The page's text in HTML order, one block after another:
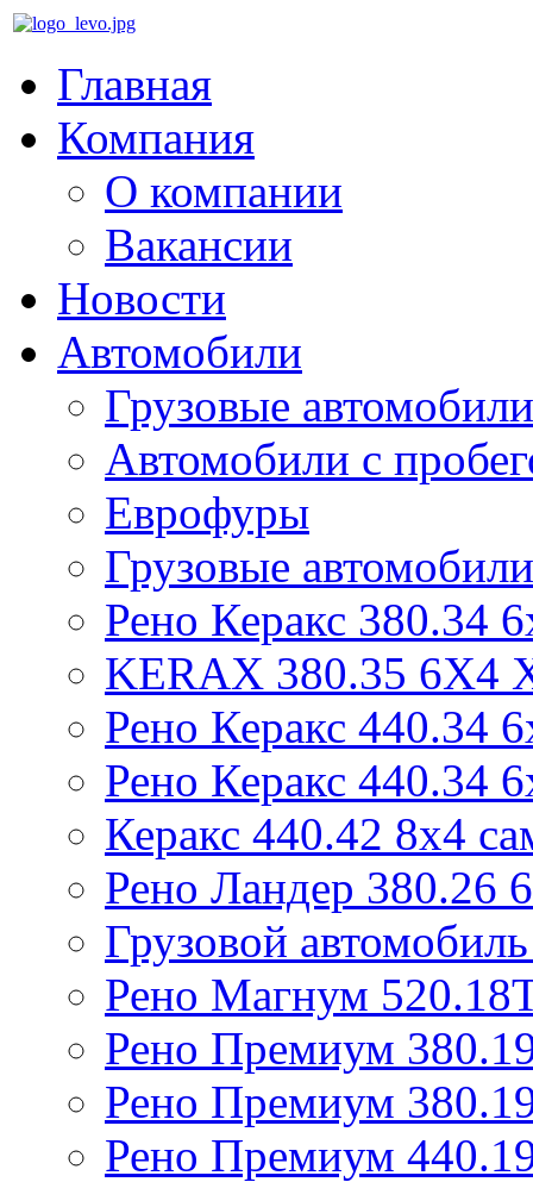
Главная
Компания
О компании
Вакансии
Новости
Автомобили
Грузовые
Автомобили с
Еврофуры
Грузовые
Рено Керакс 380.34
KERAX 380.35 6X4
Рено Керакс 440.34
Рено Керакс 440.34
Керакс 440.42 8x4
Рено Ландер 380.26
Грузовой
Рено Магнум
Рено Премиум
Рено Премиум
Рено Премиум